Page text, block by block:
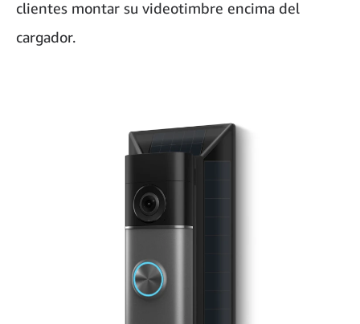
clientes montar su videotimbre encima del
cargador.